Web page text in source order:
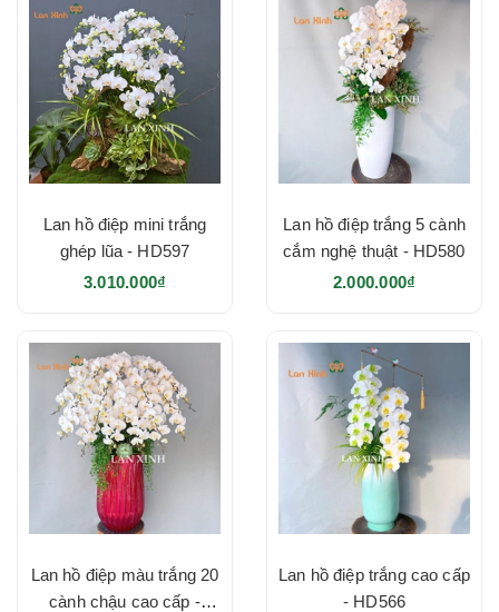
Lan hồ điệp mini trắng
ghép lũa - HD597
3.010.000₫
Lan hồ điệp trắng 5 cành
cắm nghệ thuật - HD580
2.000.000₫
Lan hồ điệp màu trắng 20
cành chậu cao cấp -
Lan hồ điệp trắng cao cấp
- HD566